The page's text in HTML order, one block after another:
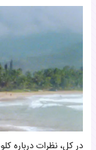
در کل، نظرات درباره